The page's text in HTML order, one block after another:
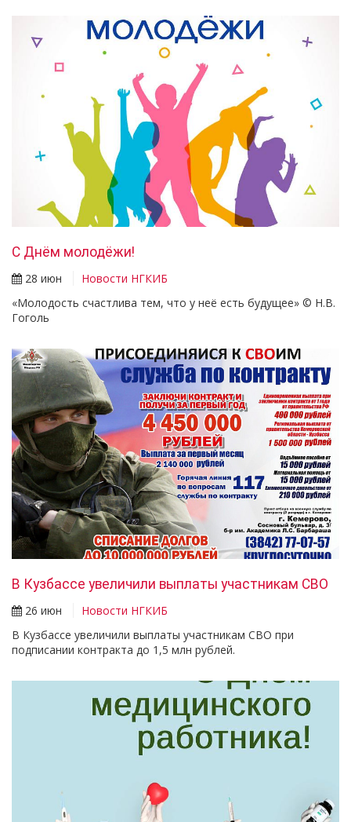
С Днём молодёжи!
28 июн
Новости НГКИБ
«Молодость счастлива тем, что у неё есть будущее» ©️ Н.В.
Гоголь
В Кузбассе увеличили выплаты участникам СВО
26 июн
Новости НГКИБ
В Кузбассе увеличили выплаты участникам СВО при
подписании контракта до 1,5 млн рублей.